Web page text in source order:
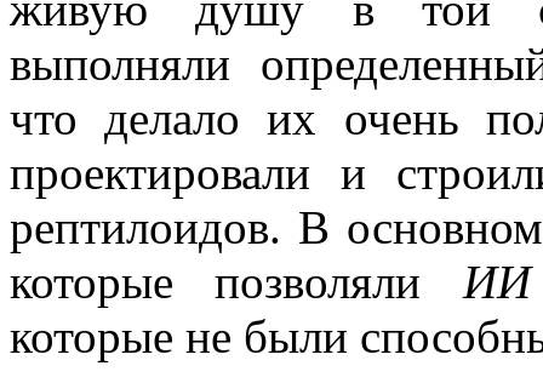
выполняли
что делало их очень
проектировали и
рептилоидов. В
которые позволяли ИИ
которые не были